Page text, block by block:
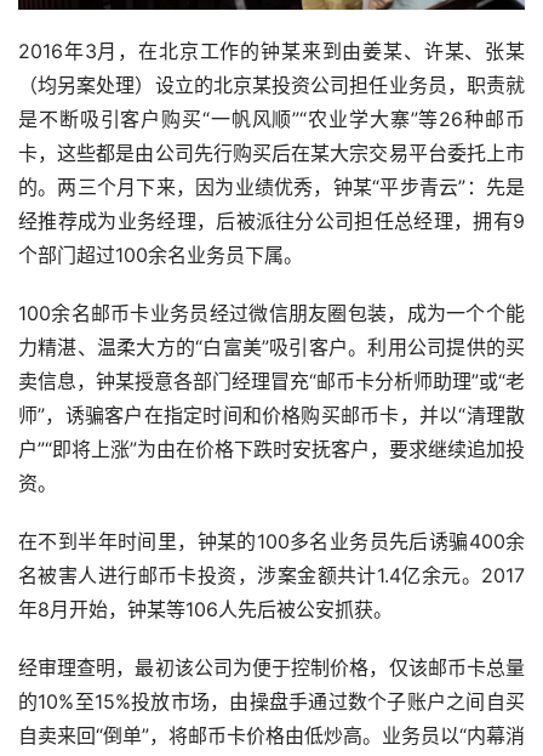
2016年3月，在北京工作的钟某来到由姜某、许某、张某
（均另案处理）设立的北京某投资公司担任业务员，职责就
是不断吸引客户购买“一帆风顺”“农业学大寨”等26种邮币
卡，这些都是由公司先行购买后在某大宗交易平台委托上市
的。两三个月下来，因为业绩优秀，钟某“平步青云”：先是
经推荐成为业务经理，后被派往分公司担任总经理，拥有9
个部门超过100余名业务员下属。
100余名邮币卡业务员经过微信朋友圈包装，成为一个个能
力精湛、温柔大方的“白富美”吸引客户。利用公司提供的买
卖信息，钟某授意各部门经理冒充“邮币卡分析师助理”或“老
师”，诱骗客户在指定时间和价格购买邮币卡，并以“清理散
户”“即将上涨”为由在价格下跌时安抚客户，要求继续追加投
资。
在不到半年时间里，钟某的100多名业务员先后诱骗400余
名被害人进行邮币卡投资，涉案金额共计1.4亿余元。2017
年8月开始，钟某等106人先后被公安抓获。
经审理查明，最初该公司为便于控制价格，仅该邮币卡总量
的10%至15%投放市场，由操盘手通过数个子账户之间自买
自卖来回“倒单”，将邮币卡价格由低炒高。业务员以“内幕消